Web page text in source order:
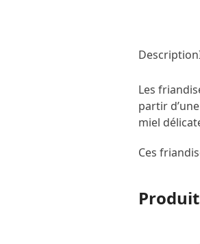
Description
Les
partir
miel
Ces